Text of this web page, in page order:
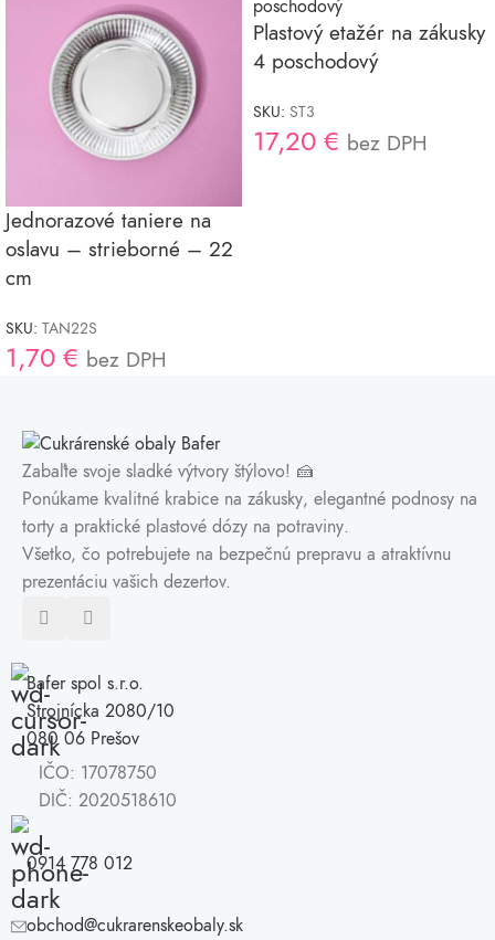
Jednorazové taniere na
oslavu – strieborné – 22
cm
SKU: TAN22S
1,70 € bez DPH
Plastový etažér na zákusky
4 poschodový
SKU: ST3
17,20 € bez DPH
Zabaľte svoje sladké výtvory štýlovo! 🍰
Ponúkame kvalitné krabice na zákusky, elegantné podnosy na
torty a praktické plastové dózy na potraviny.
Všetko, čo potrebujete na bezpečnú prepravu a atraktívnu
prezentáciu vašich dezertov.
Bafer spol s.r.o.
Strojnícka 2080/10
080 06 Prešov
IČO: 17078750
DIČ: 2020518610
0914 778 012
obchod@cukrarenskeobaly.sk